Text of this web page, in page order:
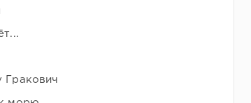
Гракович